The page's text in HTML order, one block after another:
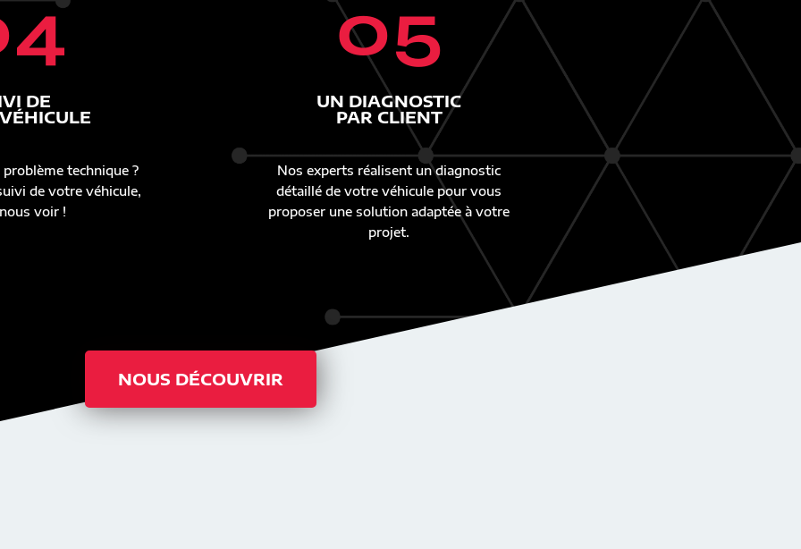
DE
technique ?
de votre véhicule,
voir !
05
UN DIAGNOSTIC
PAR CLIENT
Nos experts réalisent un diagnostic
détaillé de votre véhicule pour vous
proposer une solution adaptée à votre
projet.
NOUS DÉCOUVRIR